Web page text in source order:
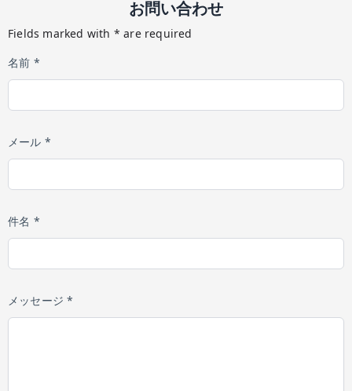
お問い合わせ
Fields marked with * are required
名前 *
メール *
件名 *
メッセージ *